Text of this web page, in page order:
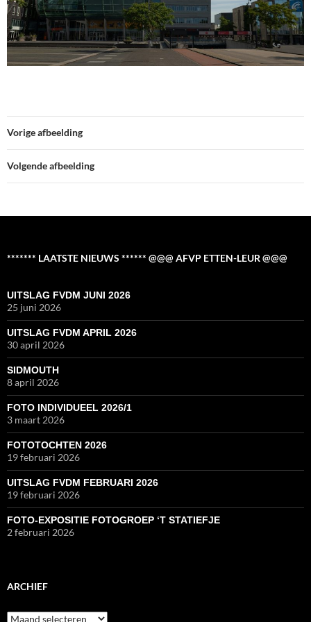
Vorige afbeelding
Volgende afbeelding
******* LAATSTE NIEUWS ****** @@@ AFVP ETTEN-LEUR @@@
UITSLAG FVDM JUNI 2026
25 juni 2026
UITSLAG FVDM APRIL 2026
30 april 2026
SIDMOUTH
8 april 2026
FOTO INDIVIDUEEL 2026/1
3 maart 2026
FOTOTOCHTEN 2026
19 februari 2026
UITSLAG FVDM FEBRUARI 2026
19 februari 2026
FOTO-EXPOSITIE FOTOGROEP ‘T STATIEFJE
2 februari 2026
ARCHIEF
Archief